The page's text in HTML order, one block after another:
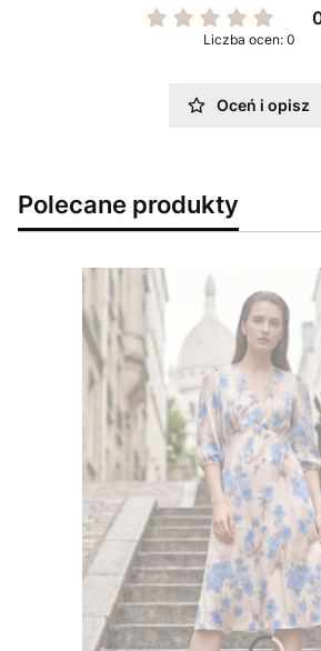
Liczba ocen: 0
Oceń i opisz
Polecane produkty